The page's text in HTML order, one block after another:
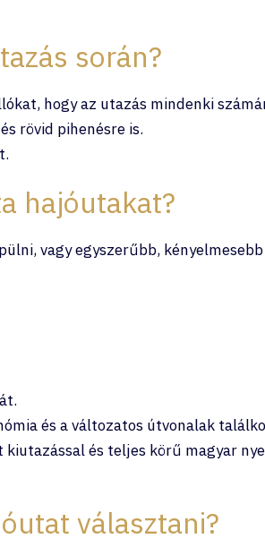
során?
hogy az utazás mindenki
rövid pihenésre is.
hajóutakat?
vagy egyszerűbb,
és a változatos útvonalak
és teljes körű magyar
választani?